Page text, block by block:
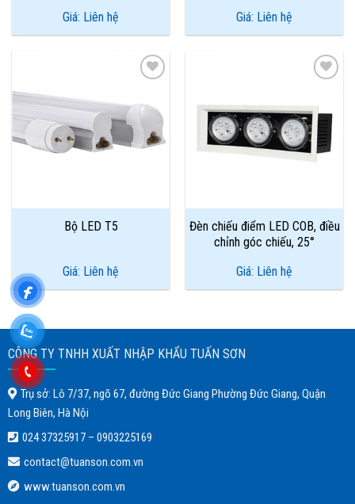
Giá: Liên hệ Giá: Liên hệ
Add to
Wishlist
Bộ LED T5
Giá: Liên hệ
Add to
Wishlist
Đèn chiếu điểm LED COB, điều
chỉnh góc chiếu, 25°
Giá: Liên hệ
CÔNG TY TNHH XUẤT NHẬP KHẨU TUẤN SƠN
Trụ sở: Lô 7/37, ngõ 67, đường Đức Giang Phường Đức Giang, Quận
Long Biên, Hà Nội
024 37325917– 0903225169
contact@tuanson.com.vn
www.tuanson.com.vn